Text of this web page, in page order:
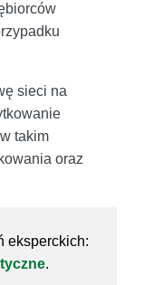
sieci na
takim
oraz
eksperckich:
.